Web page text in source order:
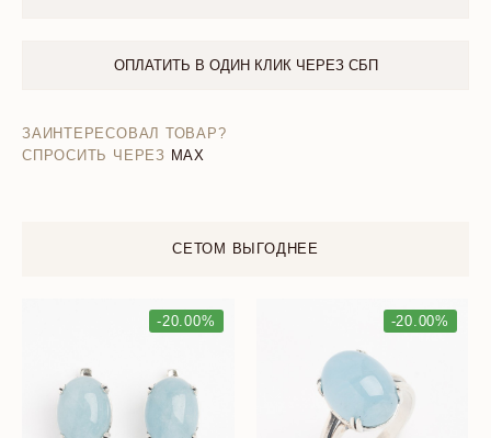
ОПЛАТИТЬ В ОДИН КЛИК ЧЕРЕЗ СБП
ЗАИНТЕРЕСОВАЛ ТОВАР?
СПРОСИТЬ ЧЕРЕЗ MAX
СЕТОМ ВЫГОДНЕЕ
-20.00% -20.00%